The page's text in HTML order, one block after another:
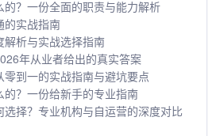
的？一份全面的职责与能力解析
的实战指南
解析与实战选择指南
年从业者给出的真实答案
到一的实战指南与避坑要点
的？一份给新手的专业指南
择？专业机构与自运营的深度对比